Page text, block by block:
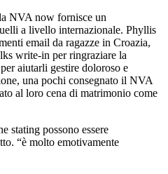
NVA now fornisce un
a livello internazionale. Phyllis
email da ragazze in Croazia,
write-in per ringraziare la
aiutarli gestire doloroso e
una pochi consegnato il NVA
al loro cena di matrimonio come
stating possono essere
“è molto emotivamente